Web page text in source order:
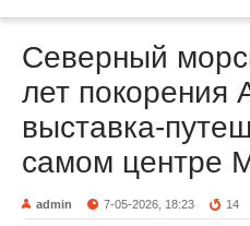
Северный
лет покорения
выставка-
самом центре
admin 7-05-2026, 18:23 14